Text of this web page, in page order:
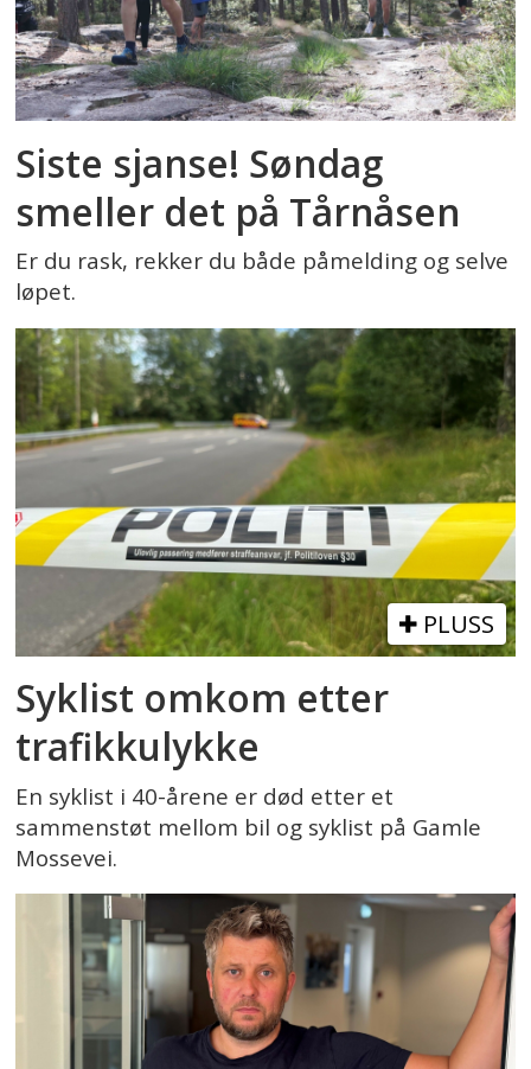
Siste sjanse! Søndag
smeller det på Tårnåsen
Er du rask, rekker du både påmelding og selve
løpet.
PLUSS
Syklist omkom etter
trafikkulykke
En syklist i 40-årene er død etter et
sammenstøt mellom bil og syklist på Gamle
Mossevei.